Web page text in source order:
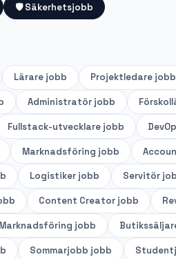
🛡️ Säkerhetsjobb
Lärare jobb Projektledare jobb
Administratör jobb
Fullstack-utvecklare jobb
Marknadsföring jobb
Logistiker jobb Servitör
Content Creator jobb
jobb
Sommarjobb jobb